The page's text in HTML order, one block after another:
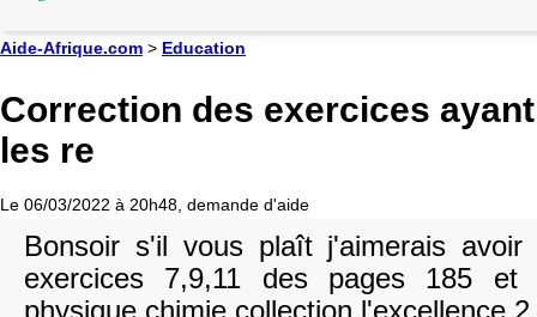
Aide-Afrique.com > Education
Correction des exercices
les re
Le 06/03/2022 à 20h48, demande d'aide
Bonsoir s'il vous plaît j'aimerais
exercices 7,9,11 des pages 185